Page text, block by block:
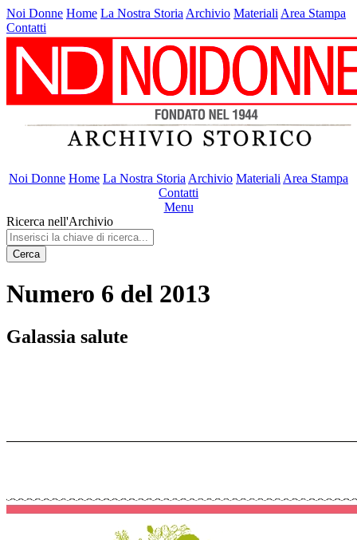
Noi Donne Home La Nostra Storia Archivio Materiali Area Stampa
Contatti
Noi Donne Home La Nostra Storia Archivio Materiali Area Stampa
Contatti
Menu
Ricerca nell'Archivio
Cerca
Numero 6 del 2013
Galassia salute